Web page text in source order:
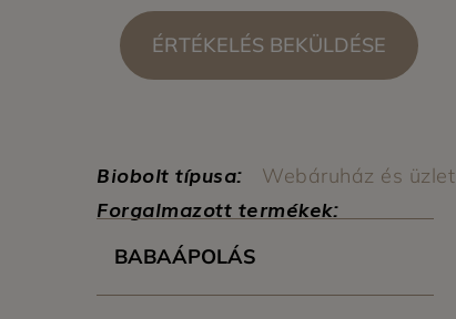
ÉRTÉKELÉS BEKÜLDÉSE
Biobolt típusa: Webáruház és üzlet
Forgalmazott termékek:
BABAÁPOLÁS